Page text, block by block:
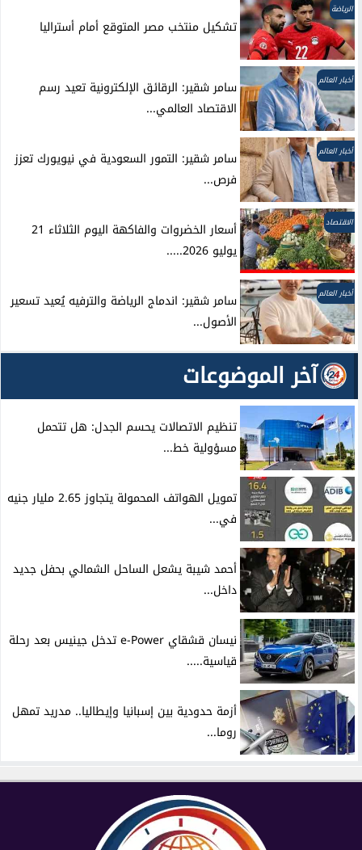
الرياضة
تشكيل منتخب مصر المتوقع أمام أستراليا
أخبار العالم
سامر شقير: الرقائق الإلكترونية تعيد رسم
الاقتصاد العالمي...
أخبار العالم
سامر شقير: التمور السعودية في نيويورك تعزز
فرص...
الاقتصاد
أسعار الخضروات والفاكهة اليوم الثلاثاء 21
يوليو 2026.....
أخبار العالم
سامر شقير: اندماج الرياضة والترفيه يُعيد تسعير
الأصول...
آخر الموضوعات
تنظيم الاتصالات يحسم الجدل: هل تتحمل
مسؤولية خط...
تمويل الهواتف المحمولة يتجاوز 2.65 مليار جنيه
في...
أحمد شيبة يشعل الساحل الشمالي بحفل جديد
داخل...
نيسان قشقاي e-Power تدخل جينيس بعد رحلة
قياسية.....
أزمة حدودية بين إسبانيا وإيطاليا.. مدريد تمهل
روما...